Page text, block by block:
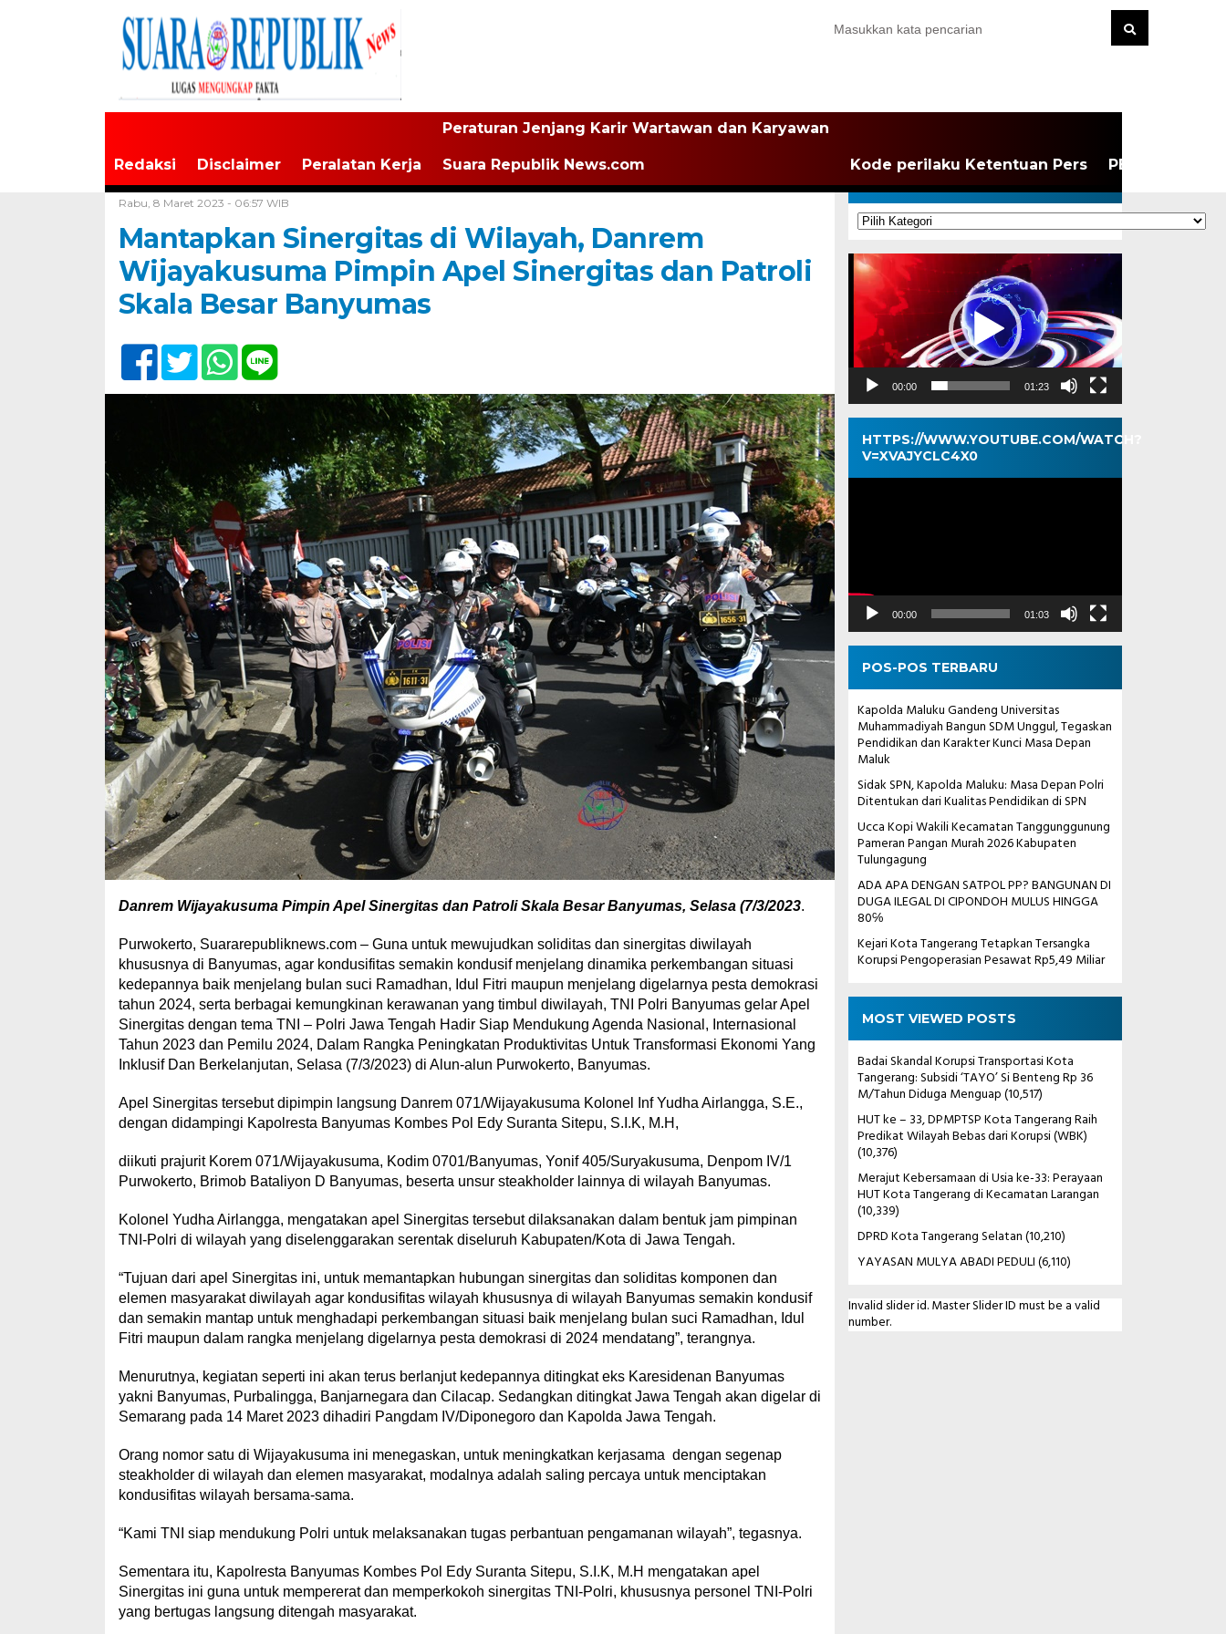
Redaksi Disclaimer Peralatan Kerja
Peraturan Jenjang Karir Wartawan dan Karyawan
Suara Republik News.com Kode perilaku Ketentuan Pers PEDOMAN
Rabu, 8 Maret 2023 - 06:57 WIB
Mantapkan Sinergitas di Wilayah, Danrem
Wijayakusuma Pimpin Apel Sinergitas dan Patroli
Skala Besar Banyumas
Danrem Wijayakusuma Pimpin Apel Sinergitas dan Patroli Skala Besar Banyumas, Selasa (7/3/2023.
Purwokerto, Suararepubliknews.com – Guna untuk mewujudkan soliditas dan sinergitas diwilayah
khususnya di Banyumas, agar kondusifitas semakin kondusif menjelang dinamika perkembangan situasi
kedepannya baik menjelang bulan suci Ramadhan, Idul Fitri maupun menjelang digelarnya pesta demokrasi
tahun 2024, serta berbagai kemungkinan kerawanan yang timbul diwilayah, TNI Polri Banyumas gelar Apel
Sinergitas dengan tema TNI – Polri Jawa Tengah Hadir Siap Mendukung Agenda Nasional, Internasional
Tahun 2023 dan Pemilu 2024, Dalam Rangka Peningkatan Produktivitas Untuk Transformasi Ekonomi Yang
Inklusif Dan Berkelanjutan, Selasa (7/3/2023) di Alun-alun Purwokerto, Banyumas.
Apel Sinergitas tersebut dipimpin langsung Danrem 071/Wijayakusuma Kolonel Inf Yudha Airlangga, S.E.,
dengan didampingi Kapolresta Banyumas Kombes Pol Edy Suranta Sitepu, S.I.K, M.H,
diikuti prajurit Korem 071/Wijayakusuma, Kodim 0701/Banyumas, Yonif 405/Suryakusuma, Denpom IV/1
Purwokerto, Brimob Bataliyon D Banyumas, beserta unsur steakholder lainnya di wilayah Banyumas.
Kolonel Yudha Airlangga, mengatakan apel Sinergitas tersebut dilaksanakan dalam bentuk jam pimpinan
TNI-Polri di wilayah yang diselenggarakan serentak diseluruh Kabupaten/Kota di Jawa Tengah.
“Tujuan dari apel Sinergitas ini, untuk memantapkan hubungan sinergitas dan soliditas komponen dan
elemen masyarakat diwilayah agar kondusifitas wilayah khususnya di wilayah Banyumas semakin kondusif
dan semakin mantap untuk menghadapi perkembangan situasi baik menjelang bulan suci Ramadhan, Idul
Fitri maupun dalam rangka menjelang digelarnya pesta demokrasi di 2024 mendatang”, terangnya.
Menurutnya, kegiatan seperti ini akan terus berlanjut kedepannya ditingkat eks Karesidenan Banyumas
yakni Banyumas, Purbalingga, Banjarnegara dan Cilacap. Sedangkan ditingkat Jawa Tengah akan digelar di
Semarang pada 14 Maret 2023 dihadiri Pangdam IV/Diponegoro dan Kapolda Jawa Tengah.
Orang nomor satu di Wijayakusuma ini menegaskan, untuk meningkatkan kerjasama dengan segenap
steakholder di wilayah dan elemen masyarakat, modalnya adalah saling percaya untuk menciptakan
kondusifitas wilayah bersama-sama.
“Kami TNI siap mendukung Polri untuk melaksanakan tugas perbantuan pengamanan wilayah”, tegasnya.
Sementara itu, Kapolresta Banyumas Kombes Pol Edy Suranta Sitepu, S.I.K, M.H mengatakan apel
Sinergitas ini guna untuk mempererat dan memperkokoh sinergitas TNI-Polri, khususnya personel TNI-Polri
yang bertugas langsung ditengah masyarakat.
KATEGORI
Kategori
Pemutar
Video
00:00 01:23
HTTPS://WWW.YOUTUBE.COM/WATCH?
V=XVAJYCLC4X0
Pemutar
00:00 01:03
POS-POS TERBARU
Kapolda Maluku Gandeng Universitas
Muhammadiyah Bangun SDM Unggul, Tegaskan
Pendidikan dan Karakter Kunci Masa Depan
Maluk
Sidak SPN, Kapolda Maluku: Masa Depan Polri
Ditentukan dari Kualitas Pendidikan di SPN
Ucca Kopi Wakili Kecamatan Tanggunggunung
Pameran Pangan Murah 2026 Kabupaten
Tulungagung
ADA APA DENGAN SATPOL PP? BANGUNAN DI
DUGA ILEGAL DI CIPONDOH MULUS HINGGA
80℅
Kejari Kota Tangerang Tetapkan Tersangka
Korupsi Pengoperasian Pesawat Rp5,49 Miliar
MOST VIEWED POSTS
Badai Skandal Korupsi Transportasi Kota
Tangerang: Subsidi ‘TAYO’ Si Benteng Rp 36
M/Tahun Diduga Menguap(10,517)
HUT ke – 33, DPMPTSP Kota Tangerang Raih
Predikat Wilayah Bebas dari Korupsi (WBK)
(10,376)
Merajut Kebersamaan di Usia ke-33: Perayaan
HUT Kota Tangerang di Kecamatan Larangan
(10,339)
DPRD Kota Tangerang Selatan(10,210)
YAYASAN MULYA ABADI PEDULI(6,110)
Invalid slider id. Master Slider ID must be a valid
number.